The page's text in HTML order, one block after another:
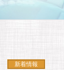
新着情報